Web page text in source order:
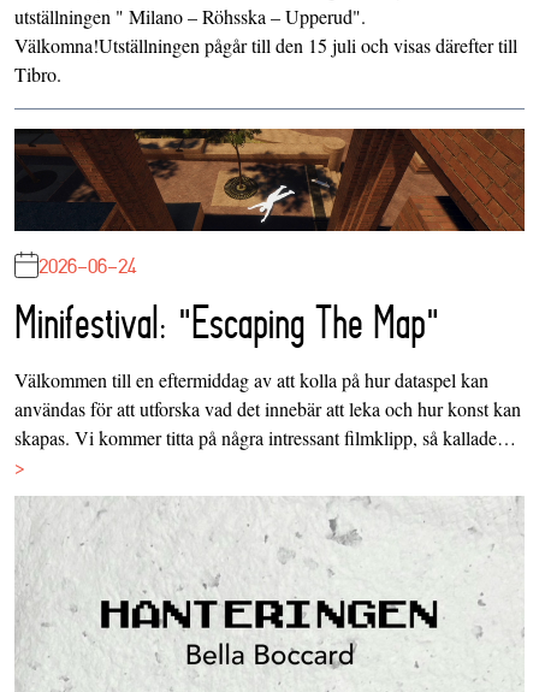
utställningen " Milano – Röhsska – Upperud".
Välkomna!Utställningen pågår till den 15 juli och visas därefter till
Tibro.
2026-06-24
Minifestival: "Escaping The Map"
Välkommen till en eftermiddag av att kolla på hur dataspel kan
användas för att utforska vad det innebär att leka och hur konst kan
skapas. Vi kommer titta på några intressant filmklipp, så kallade…
>